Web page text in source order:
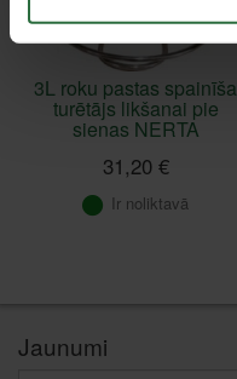
3L roku pastas spainīša
turētājs likšanai pie
sienas NERTA
31,20 €
Ir noliktavā
Jaunumi